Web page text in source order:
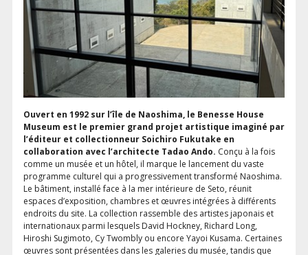
Ouvert en 1992 sur l’île de Naoshima, le Benesse House
Museum est le premier grand projet artistique imaginé par
l’éditeur et collectionneur Soichiro Fukutake en
collaboration avec l’architecte Tadao Ando. Conçu à la fois
comme un musée et un hôtel, il marque le lancement du vaste
programme culturel qui a progressivement transformé Naoshima.
Le bâtiment, installé face à la mer intérieure de Seto, réunit
espaces d’exposition, chambres et œuvres intégrées à différents
endroits du site. La collection rassemble des artistes japonais et
internationaux parmi lesquels David Hockney, Richard Long,
Hiroshi Sugimoto, Cy Twombly ou encore Yayoi Kusama. Certaines
œuvres sont présentées dans les galeries du musée, tandis que